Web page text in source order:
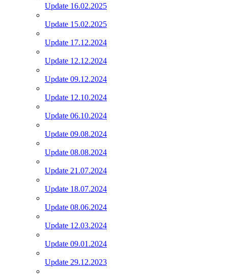
Update 16.02.2025
Update 15.02.2025
Update 17.12.2024
Update 12.12.2024
Update 09.12.2024
Update 12.10.2024
Update 06.10.2024
Update 09.08.2024
Update 08.08.2024
Update 21.07.2024
Update 18.07.2024
Update 08.06.2024
Update 12.03.2024
Update 09.01.2024
Update 29.12.2023